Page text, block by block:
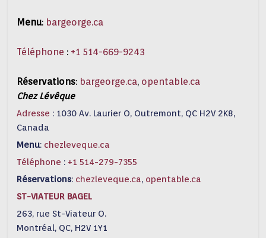
Menu: bargeorge.ca
Téléphone : +1 514-669-9243
Réservations: bargeorge.ca, opentable.ca
Chez Lévêque
Adresse : 1030 Av. Laurier O, Outremont, QC H2V 2K8,
Canada
Menu: chezleveque.ca
Téléphone : +1 514-279-7355
Réservations: chezleveque.ca, opentable.ca
ST-VIATEUR BAGEL
263, rue St-Viateur O.
Montréal, QC, H2V 1Y1